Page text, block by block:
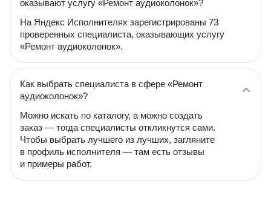
оказывают услугу «Ремонт аудиоколонок»?
На Яндекс Исполнителях зарегистрированы 73
проверенных специалиста, оказывающих услугу
«Ремонт аудиоколонок».
Как выбрать специалиста в сфере «Ремонт
аудиоколонок»?
Можно искать по каталогу, а можно создать
заказ — тогда специалисты откликнутся сами.
Чтобы выбрать лучшего из лучших, загляните
в профиль исполнителя — там есть отзывы
и примеры работ.